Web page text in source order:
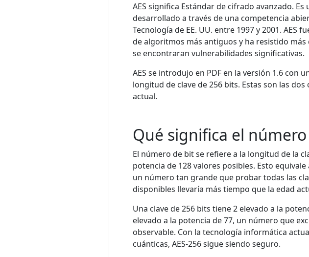
AES significa Estándar de cifrado avanzado.
desarrollado a través de una competencia
Tecnología de EE. UU. entre 1997 y 2001.
de algoritmos más antiguos y ha resistido
se encontraran vulnerabilidades significativas.
AES se introdujo en PDF en la versión 1.6 con
longitud de clave de 256 bits. Estas son las
actual.
Qué significa el
El número de bit se refiere a la longitud de la
potencia de 128 valores posibles. Esto
un número tan grande que probar todas las
disponibles llevaría más tiempo que la edad
Una clave de 256 bits tiene 2 elevado a la
elevado a la potencia de 77, un número que
observable. Con la tecnología informática
cuánticas, AES-256 sigue siendo seguro.